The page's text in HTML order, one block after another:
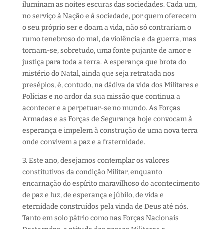
iluminam as noites escuras das sociedades. Cada um,
no serviço à Nação e à sociedade, por quem oferecem
o seu próprio ser e doam a vida, não só contrariam o
rumo tenebroso do mal, da violência e da guerra, mas
tornam-se, sobretudo, uma fonte pujante de amor e
justiça para toda a terra. A esperança que brota do
mistério do Natal, ainda que seja retratada nos
presépios, é, contudo, na dádiva da vida dos Militares e
Polícias e no ardor da sua missão que continua a
acontecer e a perpetuar-se no mundo. As Forças
Armadas e as Forças de Segurança hoje convocam à
esperança e impelem à construção de uma nova terra
onde convivem a paz e a fraternidade.
3. Este ano, desejamos contemplar os valores
constitutivos da condição Militar, enquanto
encarnação do espírito maravilhoso do acontecimento
de paz e luz, de esperança e júbilo, de vida e
eternidade construídos pela vinda de Deus até nós.
Tanto em solo pátrio como nas Forças Nacionais